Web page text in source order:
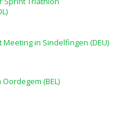
Meeting in Sindelfingen (DEU)
Oordegem (BEL)